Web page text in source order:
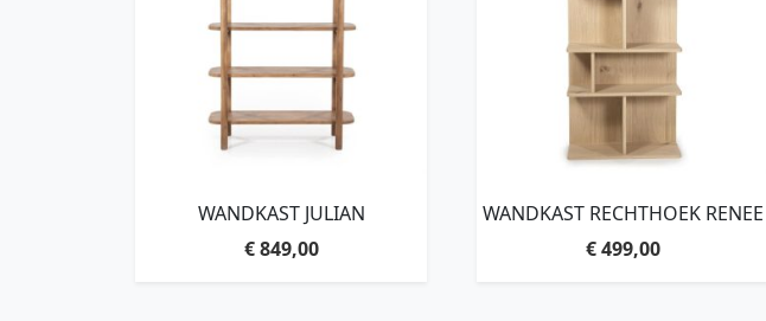
WANDKAST JULIAN
€849,00
WANDKAST RECHTHOEK RENEE
€499,00